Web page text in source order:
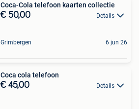
Coca-Cola telefoon kaarten collectie
€ 50,00 Details
Grimbergen 6 jun 26
Coca cola telefoon
€ 45,00 Details